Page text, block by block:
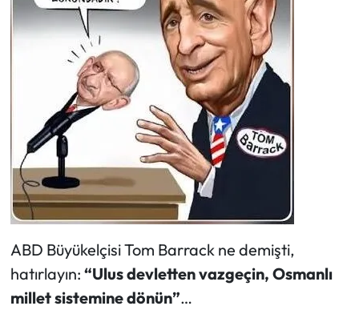
ABD Büyükelçisi Tom Barrack ne demişti,
hatırlayın: “Ulus devletten vazgeçin, Osmanlı
millet sistemine dönün”…